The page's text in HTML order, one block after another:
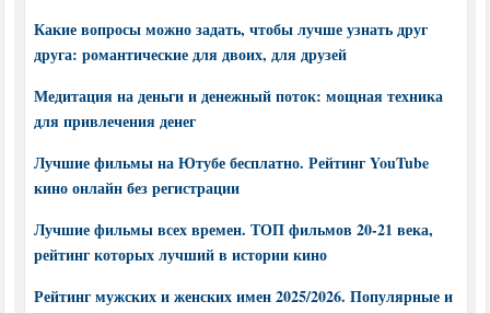
Какие вопросы можно задать, чтобы лучше узнать друг
друга: романтические для двоих, для друзей
Медитация на деньги и денежный поток: мощная техника
для привлечения денег
Лучшие фильмы на Ютубе бесплатно. Рейтинг YouTube
кино онлайн без регистрации
Лучшие фильмы всех времен. ТОП фильмов 20-21 века,
рейтинг которых лучший в истории кино
Рейтинг мужских и женских имен 2025/2026. Популярные и